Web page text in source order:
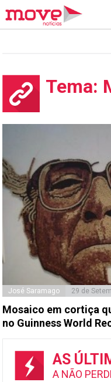
Tema:
José Saramago 29 de
Mosaico em cortiça
no Guinness World
AS
A NÃO